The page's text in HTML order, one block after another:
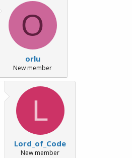
O
orlu
New member
L
Lord_of_Code
New member